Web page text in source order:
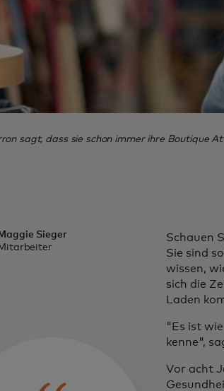
sagt, dass sie schon immer ihre Boutique
Maggie Sieger
Schauen
Sie sind
wissen,
sich die
Laden
"Es ist
kenne",
Vor acht